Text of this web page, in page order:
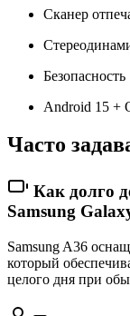
Сканер
Android 15 +
Часто
Как долго
Samsung
Samsung A36
который
целого дня при